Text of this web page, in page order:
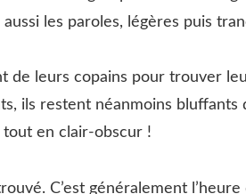
les paroles, légères puis
de leurs copains pour trouver
ils restent néanmoins
tout en clair-obscur !
C’est généralement